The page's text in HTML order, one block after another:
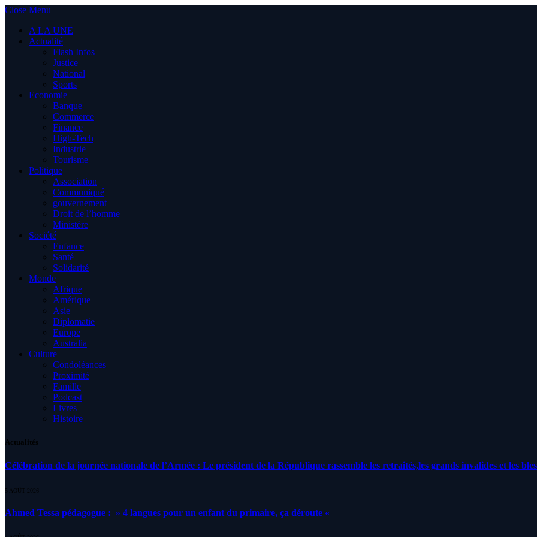
Close Menu
A LA UNE
Actualité
Flash Infos
Justice
National
Sports
Economie
Banque
Commerce
Finance
High-Tech
Industrie
Tourisme
Politique
Association
Communiqué
gouvernement
Droit de l’homme
Ministère
Société
Enfance
Santé
Solidarité
Monde
Afrique
Amérique
Asie
Diplomatie
Europe
Australia
Culture
Condoléances
Proximité
Famille
Podcast
Livres
Histoire
Actualités
Célébration de la journée nationale de l’Armée : Le président de la République rassemble les retraités,les grands invalides et les
5 AOÛT 2026
Ahmed Tessa pédagogue : » 4 langues pour un enfant du primaire, ça déroute «